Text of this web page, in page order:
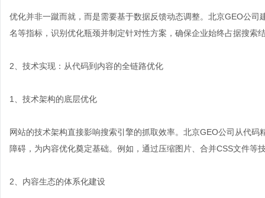
优化并非一蹴而就，而是需要基于数据反馈动态调整。北京GEO公
名等指标，识别优化瓶颈并制定针对性方案，确保企业始终占据搜索
2、技术实现：从代码到内容的全链路优化
1、技术架构的底层优化
网站的技术架构直接影响搜索引擎的抓取效率。北京GEO公司从代
障碍，为内容优化奠定基础。例如，通过压缩图片、合并CSS文件等
2、内容生态的体系化建设